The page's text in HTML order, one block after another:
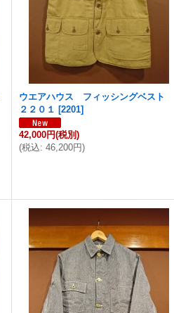
ウエアハウス フィッシングベスト
２２０１ [2201]
42,000円(税別)
(税込: 46,200円)